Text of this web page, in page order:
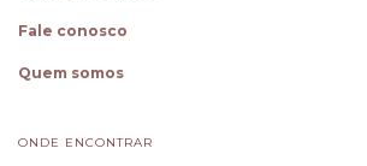
Fale conosco
Quem somos
ONDE ENCONTRAR